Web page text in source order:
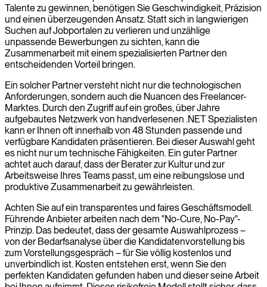
Talente zu gewinnen, benötigen Sie Geschwindigkeit, Präzision
und einen überzeugenden Ansatz. Statt sich in langwierigen
Suchen auf Jobportalen zu verlieren und unzählige
unpassende Bewerbungen zu sichten, kann die
Zusammenarbeit mit einem spezialisierten Partner den
entscheidenden Vorteil bringen.
Ein solcher Partner versteht nicht nur die technologischen
Anforderungen, sondern auch die Nuancen des Freelancer-
Marktes. Durch den Zugriff auf ein großes, über Jahre
aufgebautes Netzwerk von handverlesenen .NET Spezialisten
kann er Ihnen oft innerhalb von 48 Stunden passende und
verfügbare Kandidaten präsentieren. Bei dieser Auswahl geht
es nicht nur um technische Fähigkeiten. Ein guter Partner
achtet auch darauf, dass der Berater zur Kultur und zur
Arbeitsweise Ihres Teams passt, um eine reibungslose und
produktive Zusammenarbeit zu gewährleisten.
Achten Sie auf ein transparentes und faires Geschäftsmodell.
Führende Anbieter arbeiten nach dem "No-Cure, No-Pay"-
Prinzip. Das bedeutet, dass der gesamte Auswahlprozess –
von der Bedarfsanalyse über die Kandidatenvorstellung bis
zum Vorstellungsgespräch – für Sie völlig kostenlos und
unverbindlich ist. Kosten entstehen erst, wenn Sie den
perfekten Kandidaten gefunden haben und dieser seine Arbeit